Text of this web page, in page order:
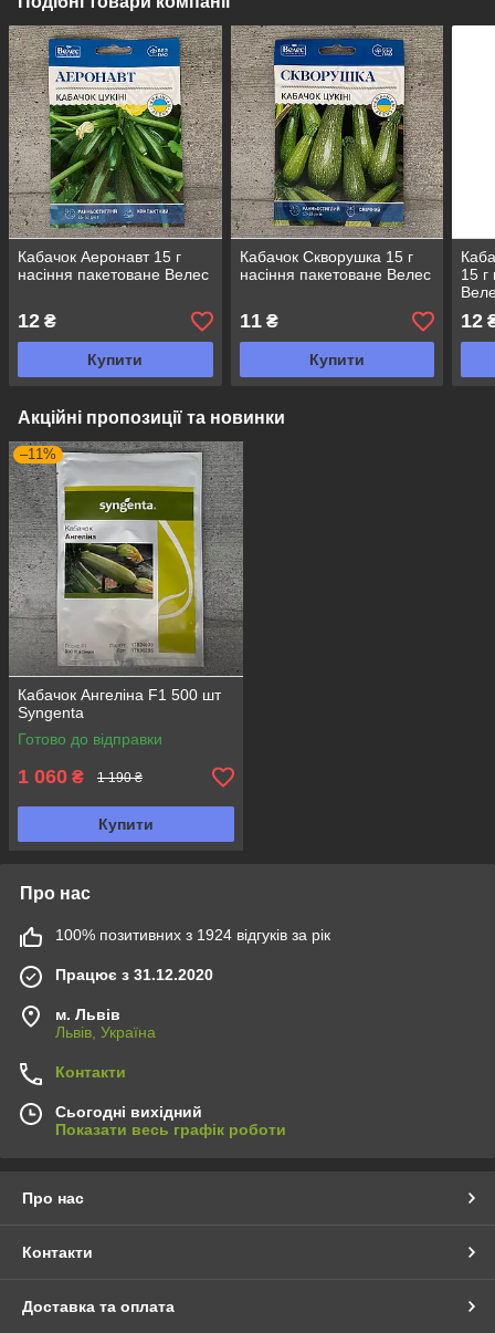
Кабачок Аеронавт 15 г
насіння пакетоване Велес
12 ₴
Купити
Кабачок Скворушка 15 г
насіння пакетоване Велес
11₴
Купити
15 г
12
Акційні пропозиції та новинки
–11%
Кабачок Ангеліна F1 500 шт
Syngenta
Готово до відправки
1 060 ₴ 1 190 ₴
Купити
Про нас
100% позитивних з 1924 відгуків за рік
Працює з 31.12.2020
м. Львів
Львів, Україна
Контакти
Сьогодні вихідний
Показати весь графік роботи
Про нас
Контакти
Доставка та оплата